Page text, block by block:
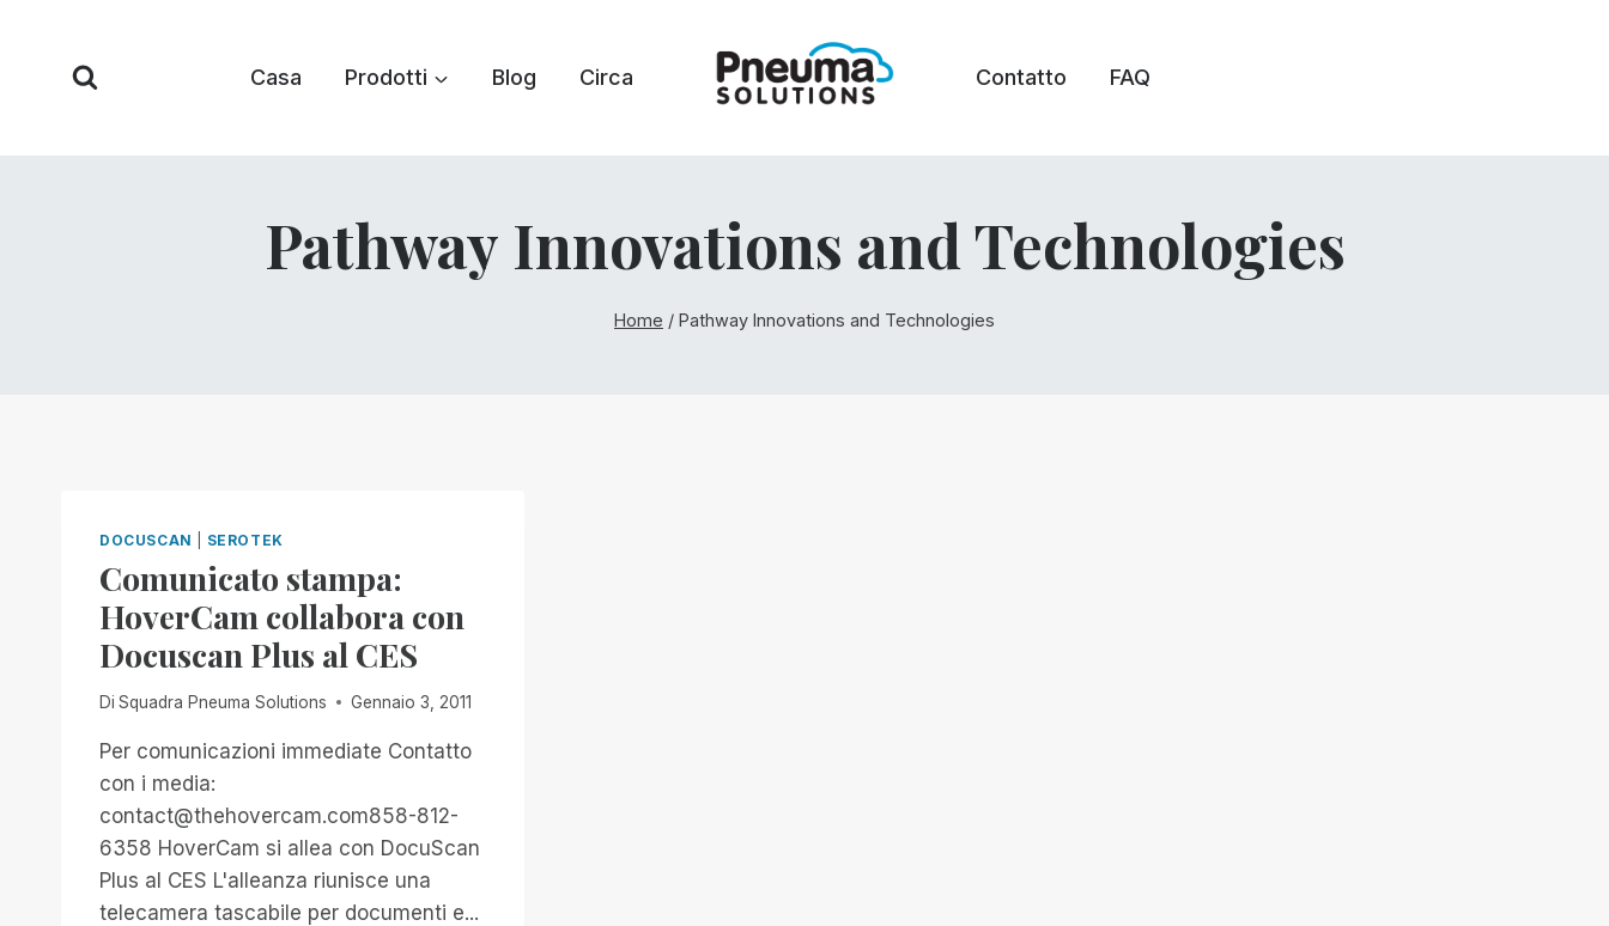
contenuto
Casa Prodotti Blog Circa Contatto FAQ
Pathway Innovations and Technologies
Home / Pathway Innovations and Technologies
DOCUSCAN SEROTEK
Comunicato stampa:
HoverCam collabora con
Docuscan Plus al CES
Di Squadra Pneuma Solutions Gennaio 3, 2011
Per comunicazioni immediate Contatto
con i media:
contact@thehovercam.com858-812-
6358 HoverCam si allea con DocuScan
Plus al CES L'alleanza riunisce una
telecamera tascabile per documenti e...